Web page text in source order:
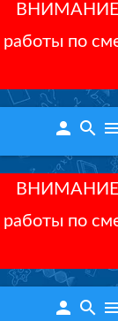
ВНИМАНИЕ!
работы по
person search
ВНИМАНИЕ!
работы по
person search